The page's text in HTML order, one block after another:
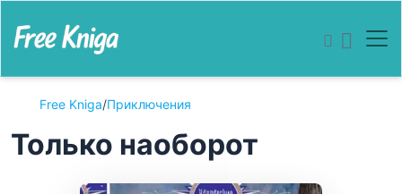
Free Kniga/Приключения
Только наоборот